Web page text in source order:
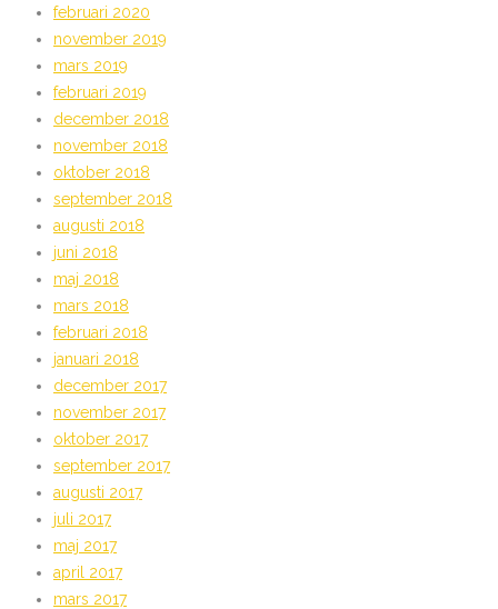
februari 2020
november 2019
mars 2019
februari 2019
december 2018
november 2018
oktober 2018
september 2018
augusti 2018
juni 2018
maj 2018
mars 2018
februari 2018
januari 2018
december 2017
november 2017
oktober 2017
september 2017
augusti 2017
juli 2017
maj 2017
april 2017
mars 2017